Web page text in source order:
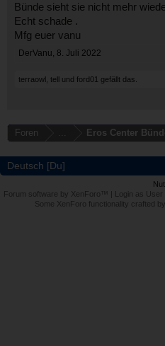
Bünde sieht sie nicht mehr
Echt schade .
Mfg euer vanu
DerVanu, 8. Juli 2022
terraowl , tell und ford01 gefällt das.
Foren ... Eros Center
Deutsch [Du]
Forum software by XenForo™
Login as User
Some XenForo functionality crafted by